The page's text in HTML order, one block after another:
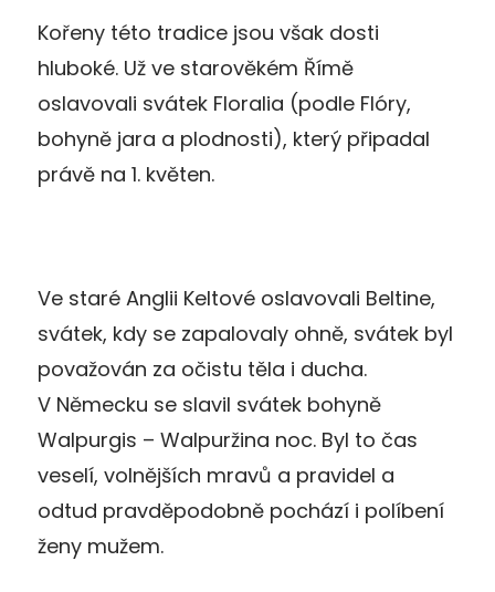
Kořeny této tradice jsou však dosti
hluboké. Už ve starověkém Římě
oslavovali svátek Floralia (podle Flóry,
bohyně jara a plodnosti), který připadal
právě na 1. květen.
Ve staré Anglii Keltové oslavovali Beltine,
svátek, kdy se zapalovaly ohně, svátek byl
považován za očistu těla i ducha.
V Německu se slavil svátek bohyně
Walpurgis – Walpuržina noc. Byl to čas
veselí, volnějších mravů a pravidel a
odtud pravděpodobně pochází i políbení
ženy mužem.